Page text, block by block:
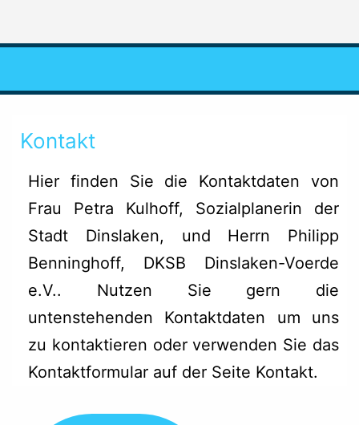
Kontakt
Hier finden Sie die Kontaktdaten von
Frau Petra Kulhoff, Sozialplanerin der
Stadt Dinslaken, und Herrn Philipp
Benninghoff, DKSB Dinslaken-Voerde
e.V.. Nutzen Sie gern die
untenstehenden Kontaktdaten um uns
zu kontaktieren oder verwenden Sie das
Kontaktformular auf der Seite Kontakt.